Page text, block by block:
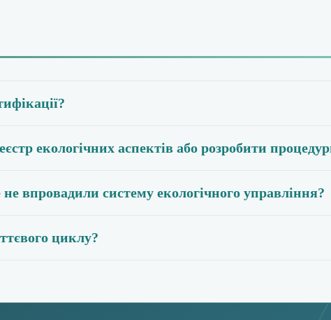
екологічних аспектів або розробити
впровадили систему екологічного управління?
циклу?